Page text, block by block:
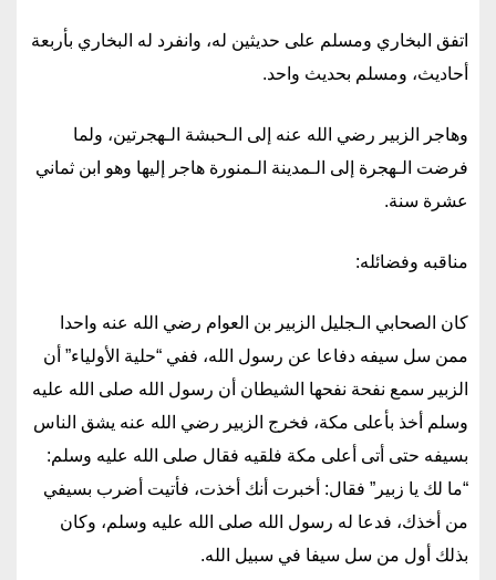
اتفق البخاري ومسلم على حديثين له، وانفرد له البخاري بأربعة
أحاديث، ومسلم بحديث واحد.
وهاجر الزبير رضي الله عنه إلى الـحبشة الـهجرتين، ولما
فرضت الـهجرة إلى الـمدينة الـمنورة هاجر إليها وهو ابن ثماني
عشرة سنة.
مناقبه وفضائله:
كان الصحابي الـجليل الزبير بن العوام رضي الله عنه واحدا
ممن سل سيفه دفاعا عن رسول الله، ففي “حلية الأولياء” أن
الزبير سمع نفحة نفحها الشيطان أن رسول الله صلى الله عليه
وسلم أخذ بأعلى مكة، فخرج الزبير رضي الله عنه يشق الناس
بسيفه حتى أتى أعلى مكة فلقيه فقال صلى الله عليه وسلم:
“ما لك يا زبير” فقال: أخبرت أنك أخذت، فأتيت أضرب بسيفي
من أخذك، فدعا له رسول الله صلى الله عليه وسلم، وكان
بذلك أول من سل سيفا في سبيل الله.